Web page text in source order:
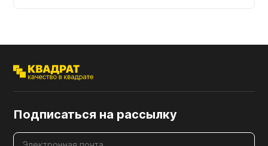
Подписаться на рассылку